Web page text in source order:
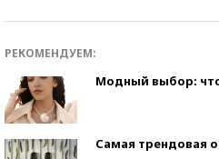
РЕКОМЕНДУЕМ:
Модный выбор: что
Самая трендовая